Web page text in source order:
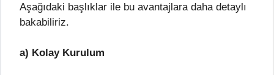
Aşağıdaki başlıklar ile bu avantajlara daha detaylı
bakabiliriz.
a) Kolay Kurulum